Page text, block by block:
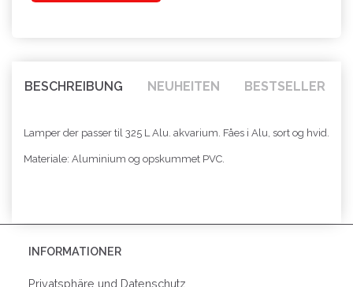
BESCHREIBUNG NEUHEITEN BESTSELLER
Lamper der passer til 325 L Alu. akvarium. Fåes i Alu, sort og hvid.
Materiale: Aluminium og opskummet PVC.
INFORMATIONER
Privatsphäre und Datenschutz